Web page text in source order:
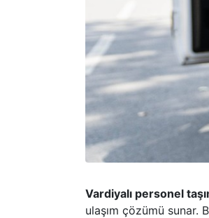
Vardiyalı personel
ulaşım çözümü sunar.